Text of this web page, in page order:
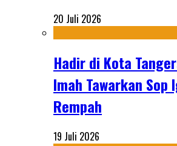
20 Juli 2026
Hadir di Kota
Imah Tawarkan Sop
Rempah
19 Juli 2026